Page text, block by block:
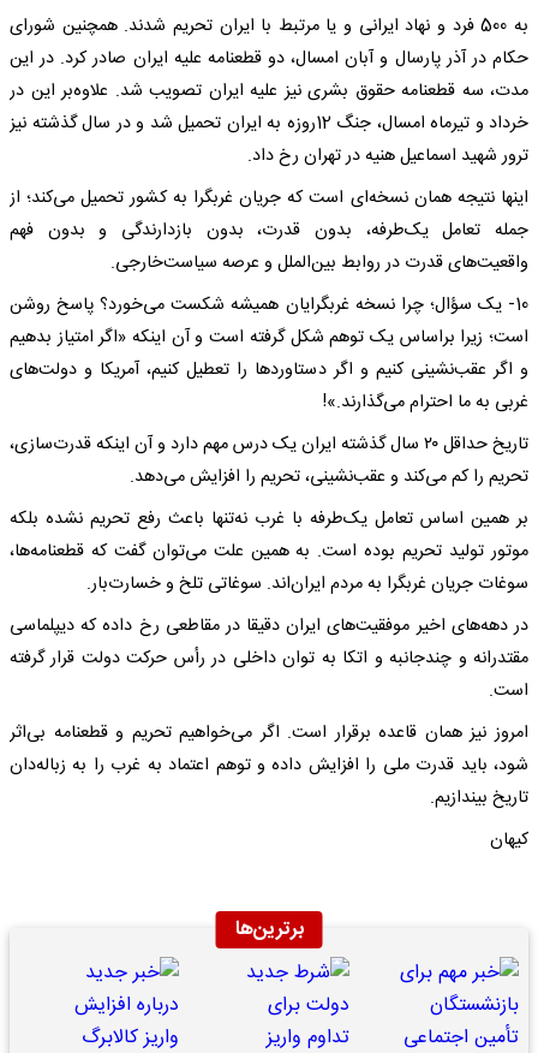
به 500 فرد و نهاد ایرانی و یا مرتبط با ایران تحریم شدند. همچنین شورای
حکام در آذر پارسال و آبان امسال، دو قطعنامه علیه ایران صادر کرد. در این
مدت، سه قطعنامه حقوق بشری نیز علیه ایران تصویب شد. علاوه‌بر این در
خرداد و تیرماه امسال، جنگ 12روزه به ایران تحمیل شد و در سال گذشته نیز
ترور شهید اسماعیل هنیه در تهران رخ داد.
اینها نتیجه همان نسخه‌ای است که جریان غربگرا به کشور تحمیل می‌کند؛ از
جمله تعامل یک‌طرفه، بدون قدرت، بدون بازدارندگی و بدون فهم
واقعیت‌های قدرت در روابط بین‌الملل و عرصه سیاست‌خارجی.
10- یک سؤال؛ چرا نسخه غربگرایان همیشه شکست می‌خورد؟ پاسخ روشن
است؛ زیرا براساس یک توهم شکل گرفته است و آن اینکه «اگر امتیاز بدهیم
و اگر عقب‌نشینی کنیم و اگر دستاوردها را تعطیل کنیم، آمریکا و دولت‌های
غربی به ما احترام می‌گذارند.»!
تاریخ حداقل ۲۰ سال گذشته ایران یک درس مهم دارد و آن اینکه قدرت‌سازی،
تحریم را کم می‌کند و عقب‌نشینی، تحریم را افزایش می‌دهد.
بر همین اساس تعامل یک‌طرفه با غرب نه‌تنها باعث رفع تحریم نشده بلکه
موتور تولید تحریم بوده است. به همین علت می‌توان گفت که قطعنامه‌ها،
سوغات جریان غربگرا به مردم ایران‌اند. سوغاتی تلخ و خسارت‌بار.
در دهه‌های اخیر موفقیت‌های ایران دقیقا در مقاطعی رخ داده که دیپلماسی
مقتدرانه و چندجانبه و اتکا به توان داخلی در رأس حرکت دولت قرار گرفته
است.
امروز نیز همان قاعده برقرار است. اگر می‌خواهیم تحریم و قطعنامه بی‌اثر
شود، باید قدرت ملی را افزایش داده و توهم اعتماد به غرب را به زباله‌دان
تاریخ بیندازیم.
کیهان
برترین‌ها